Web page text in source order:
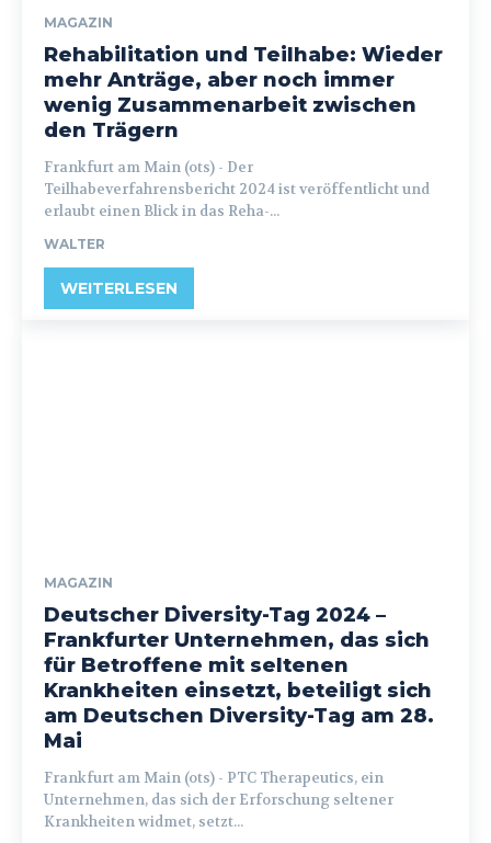
MAGAZIN
Rehabilitation und Teilhabe: Wieder
mehr Anträge, aber noch immer
wenig Zusammenarbeit zwischen
den Trägern
Frankfurt am Main (ots) - Der
Teilhabeverfahrensbericht 2024 ist veröffentlicht und
erlaubt einen Blick in das Reha-...
WALTER
WEITERLESEN
MAGAZIN
Deutscher Diversity-Tag 2024 –
Frankfurter Unternehmen, das sich
für Betroffene mit seltenen
Krankheiten einsetzt, beteiligt sich
am Deutschen Diversity-Tag am 28.
Mai
Frankfurt am Main (ots) - PTC Therapeutics, ein
Unternehmen, das sich der Erforschung seltener
Krankheiten widmet, setzt...